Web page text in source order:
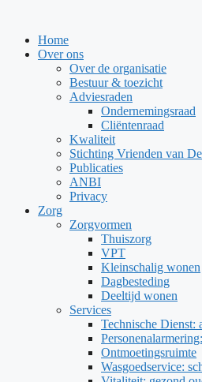
inhoud
Home
Over ons
Over de organisatie
Bestuur & toezicht
Adviesraden
Ondernemingsraad
Cliëntenraad
Kwaliteit
Stichting Vrienden van
Publicaties
ANBI
Privacy
Zorg
Zorgvormen
Thuiszorg
VPT
Kleinschalig wonen
Dagbesteding
Deeltijd wonen
Services
Technische Dienst:
Ontmoetingsruimte
Wasgoedservice: